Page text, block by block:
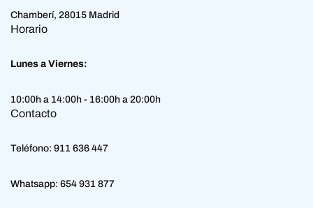
Chamberí, 28015 Madrid
Horario
Lunes a Viernes:
10:00h a 14:00h - 16:00h a 20:00h
Contacto
Teléfono: 911 636 447
Whatsapp: 654 931 877